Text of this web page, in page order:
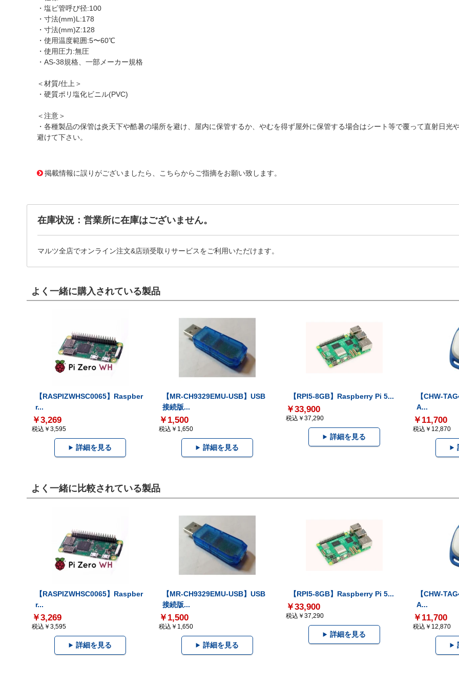
・塩ビ管呼び径:100
・寸法(mm)L:178
・寸法(mm)Z:128
・使用温度範囲:5〜60℃
・使用圧力:無圧
・AS-38規格、一部メーカー規格
＜材質/仕上＞
・硬質ポリ塩化ビニル(PVC)
＜注意＞
・各種製品の保管は炎天下や酷暑の場所を避け、屋内に保管するか、やむを得ず屋外に保管する場合はシート等で覆って直射日光
避けて下さい。
掲載情報に誤りがございましたら、こちらからご指摘をお願い致します。
在庫状況：営業所に在庫はございません。
マルツ全店でオンライン注文&店頭受取りサービスをご利用いただけます。
よく一緒に購入されている製品
【RASPIZWHSC0065】Raspber
r...
￥3,269
税込￥3,595
詳細を見る
【MR-CH9329EMU-USB】USB
接続版...
￥1,500
税込￥1,650
詳細を見る
【RPI5-8GB】Raspberry Pi 5...
￥33,900
税込￥37,290
詳細を見る
【CHW-
A...
￥11,700
税込￥12,870
よく一緒に比較されている製品
【RASPIZWHSC0065】Raspber
r...
￥3,269
税込￥3,595
詳細を見る
【MR-CH9329EMU-USB】USB
接続版...
￥1,500
税込￥1,650
詳細を見る
【RPI5-8GB】Raspberry Pi 5...
￥33,900
税込￥37,290
詳細を見る
【CHW-
A...
￥11,700
税込￥12,870